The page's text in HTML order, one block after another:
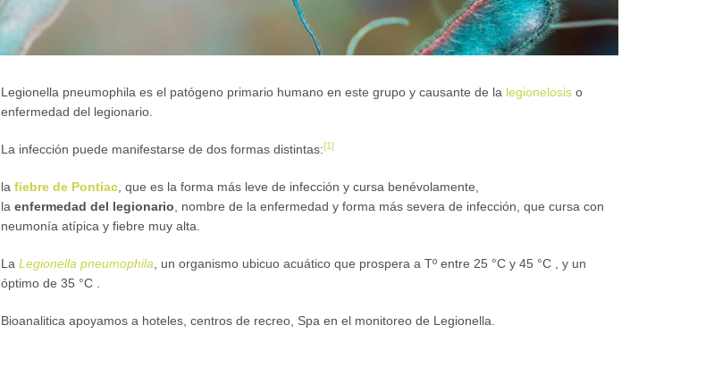
Legionella pneumophila es el patógeno primario humano en este grupo y causante de la legionelosiso
enfermedad del legionario.
La infección puede manifestarse de dos formas distintas:[1]
la fiebre de Pontiac, que es la forma más leve de infección y cursa benévolamente,
la enfermedad del legionario , nombre de la enfermedad y forma más severa de infección, que cursa con
neumonía atípica y fiebre muy alta.
La Legionella pneumophila , un organismo ubicuo acuático que prospera a Tº entre 25 °C y 45 °C , y un
óptimo de 35 °C .
Bioanalitica apoyamos a hoteles, centros de recreo, Spa en el monitoreo de Legionella.